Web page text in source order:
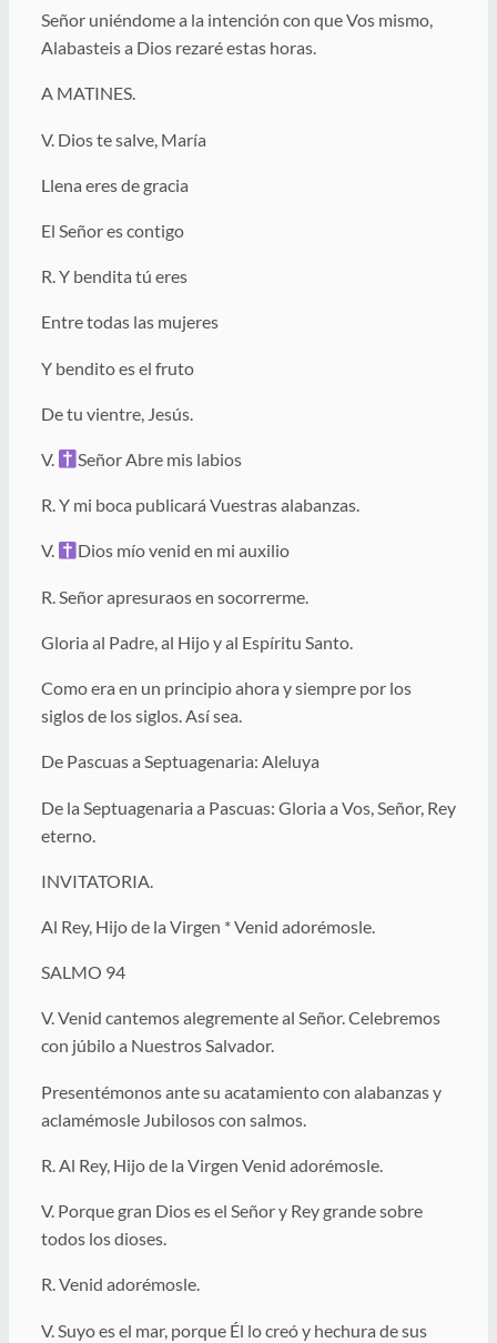
Señor uniéndome a la intención con que Vos mismo,
Alabasteis a Dios rezaré estas horas.
A MATINES.
V. Dios te salve, María
Llena eres de gracia
El Señor es contigo
R. Y bendita tú eres
Entre todas las mujeres
Y bendito es el fruto
De tu vientre, Jesús.
V. Señor Abre mis labios
R. Y mi boca publicará Vuestras alabanzas.
V. Dios mío venid en mi auxilio
R. Señor apresuraos en socorrerme.
Gloria al Padre, al Hijo y al Espíritu Santo.
Como era en un principio ahora y siempre por los
siglos de los siglos. Así sea.
De Pascuas a Septuagenaria: Aleluya
De la Septuagenaria a Pascuas: Gloria a Vos, Señor, Rey
eterno.
INVITATORIA.
Al Rey, Hijo de la Virgen * Venid adorémosle.
SALMO 94
V. Venid cantemos alegremente al Señor. Celebremos
con júbilo a Nuestros Salvador.
Presentémonos ante su acatamiento con alabanzas y
aclamémosle Jubilosos con salmos.
R. Al Rey, Hijo de la Virgen Venid adorémosle.
V. Porque gran Dios es el Señor y Rey grande sobre
todos los dioses.
R. Venid adorémosle.
V. Suyo es el mar, porque Él lo creó y hechura de sus